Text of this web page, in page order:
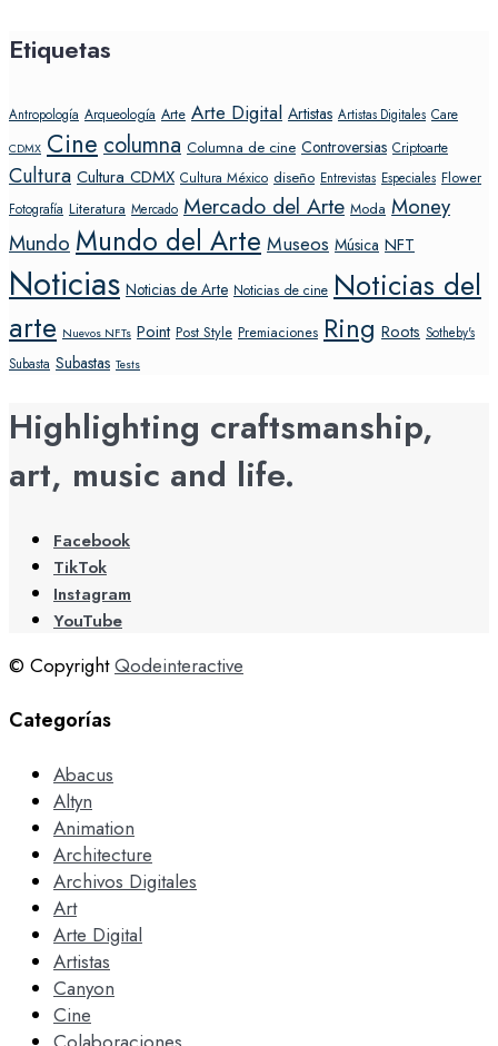
Etiquetas
Antropología Arqueología Arte Arte Digital Artistas Artistas Digitales Care
CDMX Cine columna Columna de cine Controversias Criptoarte
Cultura Cultura CDMX Cultura México diseño Entrevistas Especiales Flower
Fotografía Literatura Mercado Mercado del Arte Moda Money
Mundo Mundo del Arte Museos Música NFT
Noticias Noticias de Arte Noticias de cine Noticias del
arte Nuevos NFTs Point Post Style Premiaciones Ring Roots Sotheby's
Subasta Subastas Tests
Highlighting craftsmanship,
art, music and life.
Facebook
TikTok
Instagram
YouTube
© CopyrightQodeinteractive
Categorías
Abacus
Altyn
Animation
Architecture
Archivos Digitales
Art
Arte Digital
Artistas
Canyon
Cine